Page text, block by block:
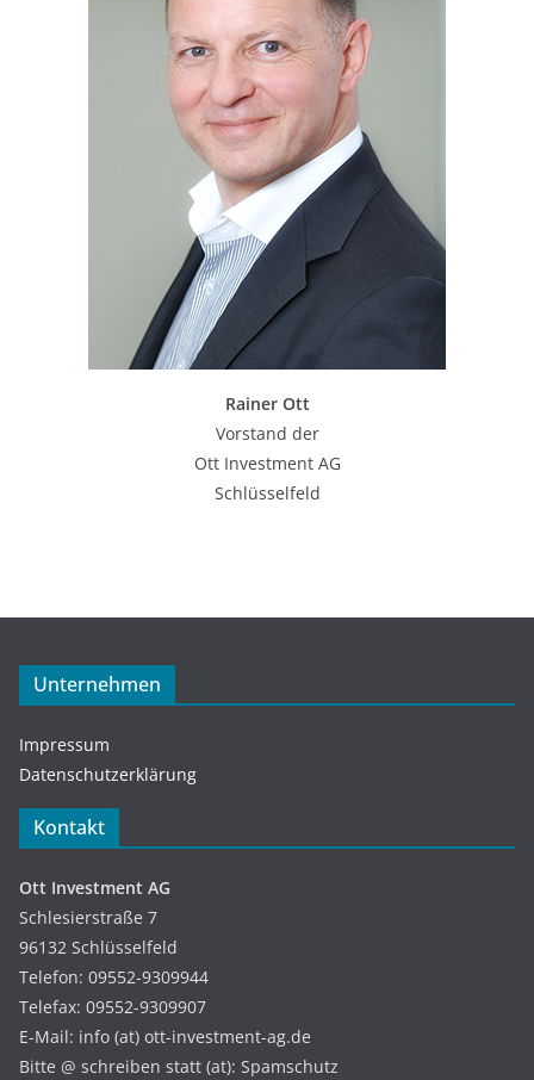
Rainer Ott
Vorstand der
Ott Investment AG
Schlüsselfeld
Unternehmen
Impressum
Datenschutzerklärung
Kontakt
Ott Investment AG
Schlesierstraße 7
96132 Schlüsselfeld
Telefon: 09552-9309944
Telefax: 09552-9309907
E-Mail: info (at) ott-investment-ag.de
Bitte @ schreiben statt (at): Spamschutz